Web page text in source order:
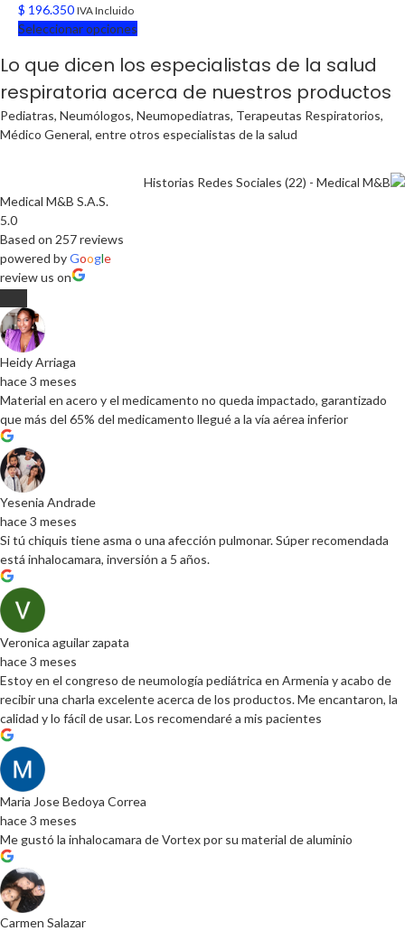
$ 196.350 IVA Incluido
Seleccionar opciones
producto
tiene
múltiples
variantes.
Las
pueden
en
la
página
de
producto
Lo que dicen los especialistas de la salud
respiratoria acerca de nuestros productos
Pediatras, Neumólogos, Neumopediatras, Terapeutas Respiratorios,
Médico General, entre otros especialistas de la salud
Medical M&B S.A.S.
5.0
Based on 257 reviews
powered byGoogle
review us on
Heidy Arriaga
hace 3 meses
Material en acero y el medicamento no queda impactado, garantizado
que más del 65% del medicamento llegué a la vía aérea inferior
Yesenia Andrade
hace 3 meses
Si tú chiquis tiene asma o una afección pulmonar. Súper recomendada
está inhalocamara, inversión a 5 años.
Veronica aguilar zapata
hace 3 meses
Estoy en el congreso de neumología pediátrica en Armenia y acabo de
recibir una charla excelente acerca de los productos. Me encantaron, la
calidad y lo fácil de usar. Los recomendaré a mis pacientes
Maria Jose Bedoya Correa
hace 3 meses
Me gustó la inhalocamara de Vortex por su material de aluminio
Carmen Salazar